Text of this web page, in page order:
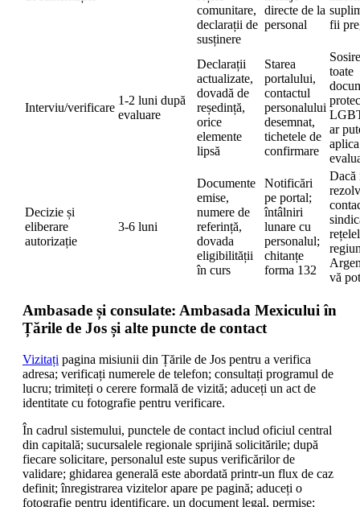
comunitare,
declarații de
susținere
directe de la
personal
fii
Interviu/verificare
1-2 luni după
evaluare
Declarații
actualizate,
dovadă de
reședință,
orice
elemente
lipsă
Starea
portalului,
contactul
personalului
desemnat,
tichetele de
confirmare
toate
ar
Decizie și
eliberare
autorizație
3-6 luni
Documente
emise,
numere de
referință,
dovada
eligibilității
în curs
Notificări
pe portal;
întâlniri
lunare cu
personalul;
chitanțe
forma 132
Dacă
vă
Ambasade și consulate: Ambasada Mexicului în
Țările de Jos și alte puncte de contact
Vizitați pagina misiunii din Țările de Jos pentru a verifica
adresa; verificați numerele de telefon; consultați programul de
lucru; trimiteți o cerere formală de vizită; aduceți un act de
identitate cu fotografie pentru verificare.
În cadrul sistemului, punctele de contact includ oficiul central
din capitală; sucursalele regionale sprijină solicitările; după
fiecare solicitare, personalul este supus verificărilor de
validare; ghidarea generală este abordată printr-un flux de caz
definit; înregistrarea vizitelor apare pe pagină; aduceți o
fotografie pentru identificare, un document legal, permise;